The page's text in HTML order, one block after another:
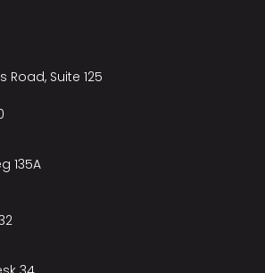
Road, Suite 125
135A